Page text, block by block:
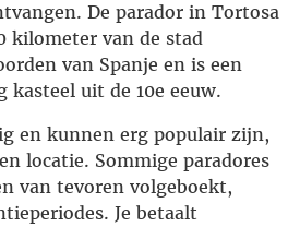
De parador in Tortosa
kilometer van de stad
van Spanje en is een
uit de 10e eeuw.
en kunnen erg populair zijn,
locatie. Sommige paradores
van tevoren volgeboekt,
Je betaalt